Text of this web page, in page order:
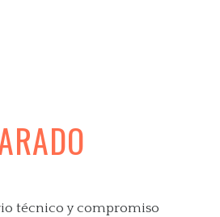
técnico y compromiso